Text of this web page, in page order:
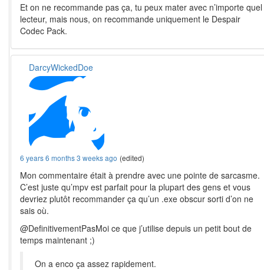
Et on ne recommande pas ça, tu peux mater avec n’importe quel
lecteur, mais nous, on recommande uniquement le Despair
Codec Pack.
DarcyWickedDoe
6 years 6 months 3 weeks ago (edited)
Mon commentaire était à prendre avec une pointe de sarcasme.
C’est juste qu’mpv est parfait pour la plupart des gens et vous
devriez plutôt recommander ça qu’un .exe obscur sorti d’on ne
sais où.
@DefinitivementPasMoi ce que j’utilise depuis un petit bout de
temps maintenant ;)
On a enco ça assez rapidement.